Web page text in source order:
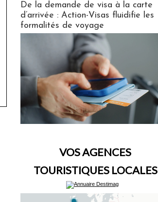
De la demande de visa à la carte
d’arrivée : Action-Visas fluidifie les
formalités de voyage
VOS AGENCES
TOURISTIQUES LOCALES